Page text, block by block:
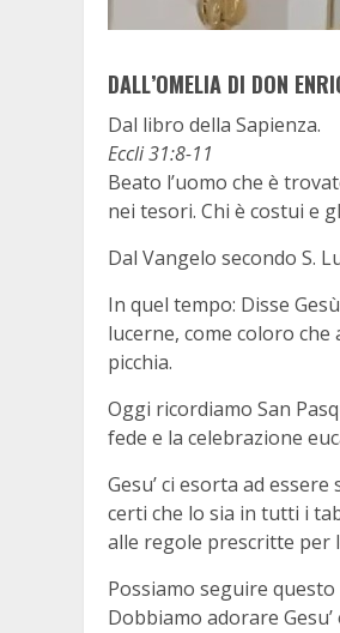
DALL’OMELIA DI DON
Dal libro della Sapienza.
Eccli 31:8-11
Beato l’uomo che è
nei tesori. Chi è costui e
Dal Vangelo secondo S.
In quel tempo: Disse
lucerne, come coloro
picchia.
Oggi ricordiamo San
fede e la celebrazione
Gesu’ ci esorta ad
certi che lo sia in tutti i
alle regole prescritte per
Possiamo seguire
Dobbiamo adorare Gesu’